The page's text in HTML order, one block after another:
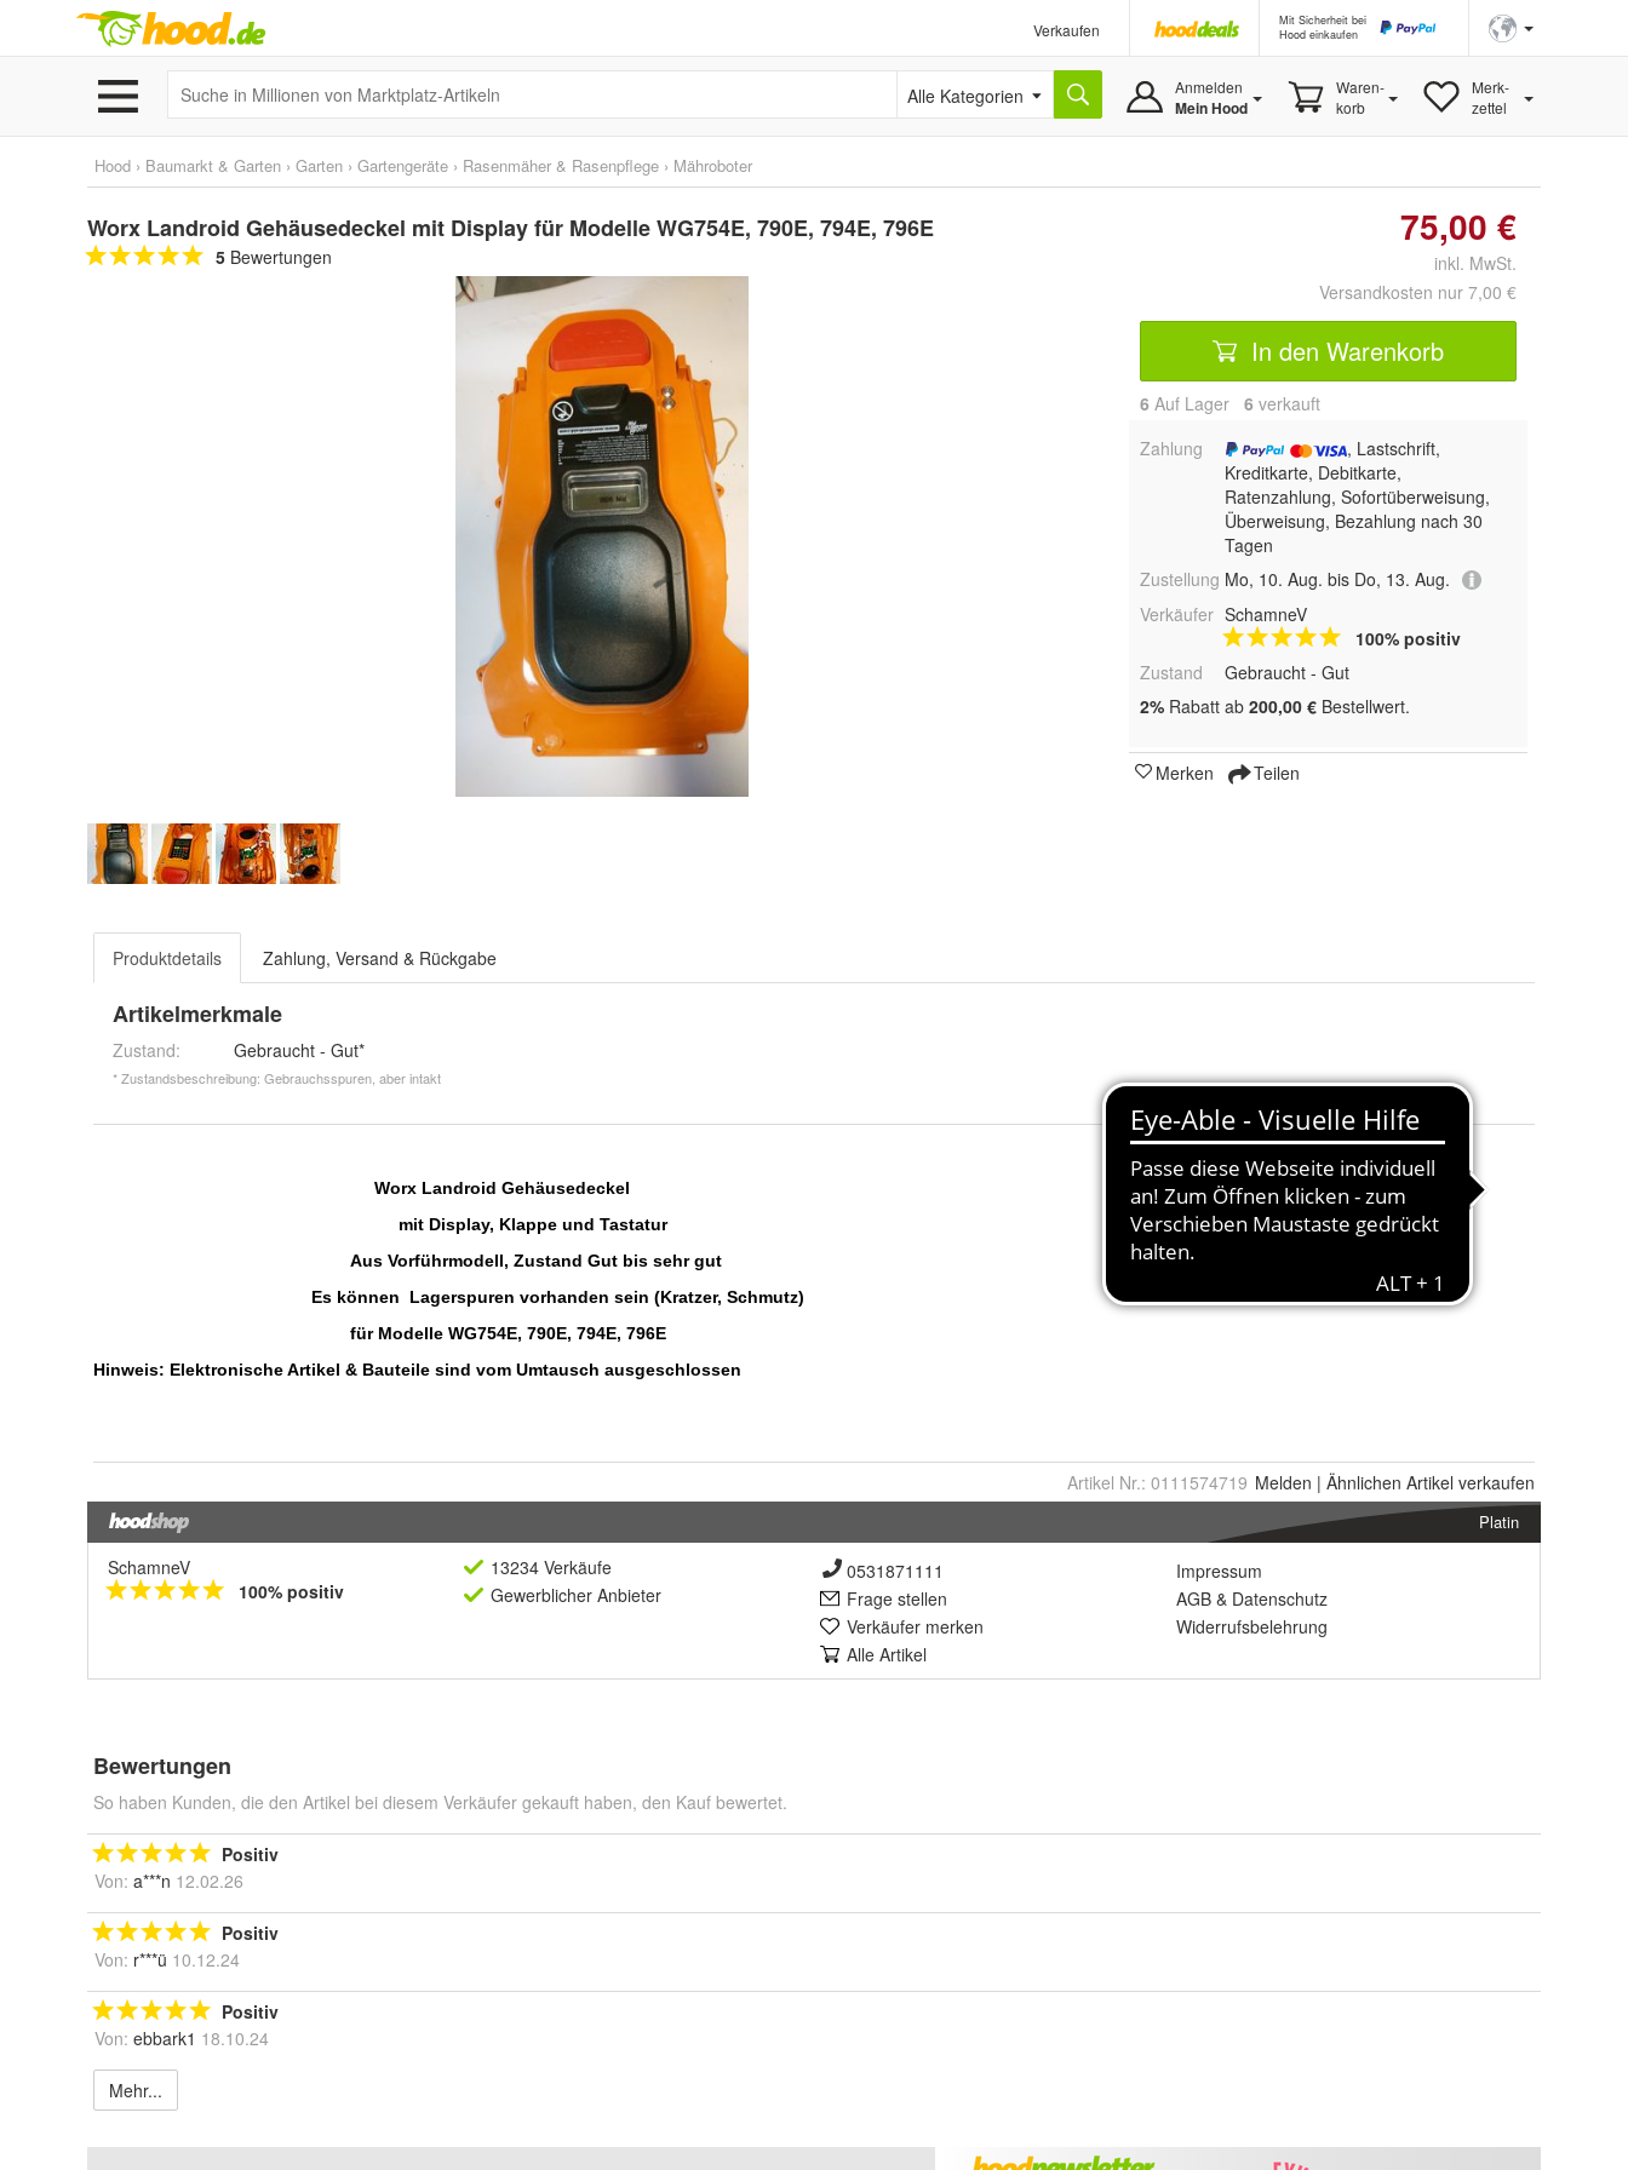
Verkaufen
Mit Sicherheit bei
Hood einkaufen
Alle Kategorien Anmelden
Mein Hood
Waren-
korb
Merk-
zettel
Hood › Baumarkt & Garten › Garten › Gartengeräte › Rasenmäher & Rasenpflege › Mähroboter
Worx Landroid Gehäusedeckel mit Display für Modelle WG754E, 790E, 794E, 796E
5 Bewertungen
75,00 €
inkl. MwSt.
Versandkosten nur 7,00 €
In den Warenkorb
6 Auf Lager 6 verkauft
Zahlung
, Lastschrift,
Kreditkarte, Debitkarte,
Ratenzahlung, Sofortüberweisung,
Überweisung, Bezahlung nach 30
Tagen
Zustellung Mo, 10. Aug. bis Do, 13. Aug.
Verkäufer SchamneV
100% positiv
Zustand
Gebraucht - Gut
2% Rabatt ab 200,00 € Bestellwert.
Merken Teilen
Produktdetails Zahlung, Versand & Rückgabe
Artikelmerkmale
Zustand: Gebraucht - Gut*
* Zustandsbeschreibung: Gebrauchsspuren, aber intakt
Artikel Nr.: 0111574719 Melden | Ähnlichen Artikel verkaufen
Platin
SchamneV
100% positiv
13234 Verkäufe
Gewerblicher Anbieter
0531871111
Frage stellen
Verkäufer merken
Alle Artikel
Impressum
AGB & Datenschutz
Widerrufsbelehrung
Bewertungen
So haben Kunden, die den Artikel bei diesem Verkäufer gekauft haben, den Kauf bewertet.
Positiv
Von: a***n 12.02.26
Positiv
Von: r***ü 10.12.24
Positiv
Von: ebbark1 18.10.24
Mehr...